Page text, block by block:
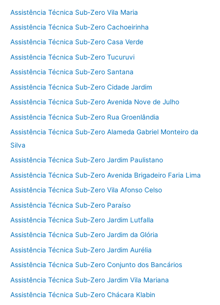
Assistência Técnica Sub-Zero Vila Maria
Assistência Técnica Sub-Zero Cachoeirinha
Assistência Técnica Sub-Zero Casa Verde
Assistência Técnica Sub-Zero Tucuruvi
Assistência Técnica Sub-Zero Santana
Assistência Técnica Sub-Zero Cidade Jardim
Assistência Técnica Sub-Zero Avenida Nove de Julho
Assistência Técnica Sub-Zero Rua Groenlândia
Assistência Técnica Sub-Zero Alameda Gabriel Monteiro da
Silva
Assistência Técnica Sub-Zero Jardim Paulistano
Assistência Técnica Sub-Zero Avenida Brigadeiro Faria Lima
Assistência Técnica Sub-Zero Vila Afonso Celso
Assistência Técnica Sub-Zero Paraíso
Assistência Técnica Sub-Zero Jardim Lutfalla
Assistência Técnica Sub-Zero Jardim da Glória
Assistência Técnica Sub-Zero Jardim Aurélia
Assistência Técnica Sub-Zero Conjunto dos Bancários
Assistência Técnica Sub-Zero Jardim Vila Mariana
Assistência Técnica Sub-Zero Chácara Klabin